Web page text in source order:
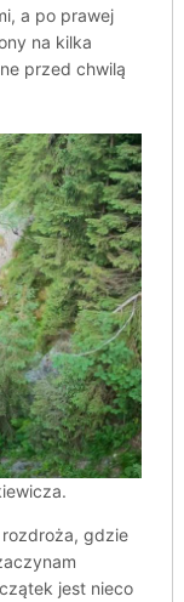
a po prawej
na kilka
przed chwilą
rozdroża, gdzie
jest nieco